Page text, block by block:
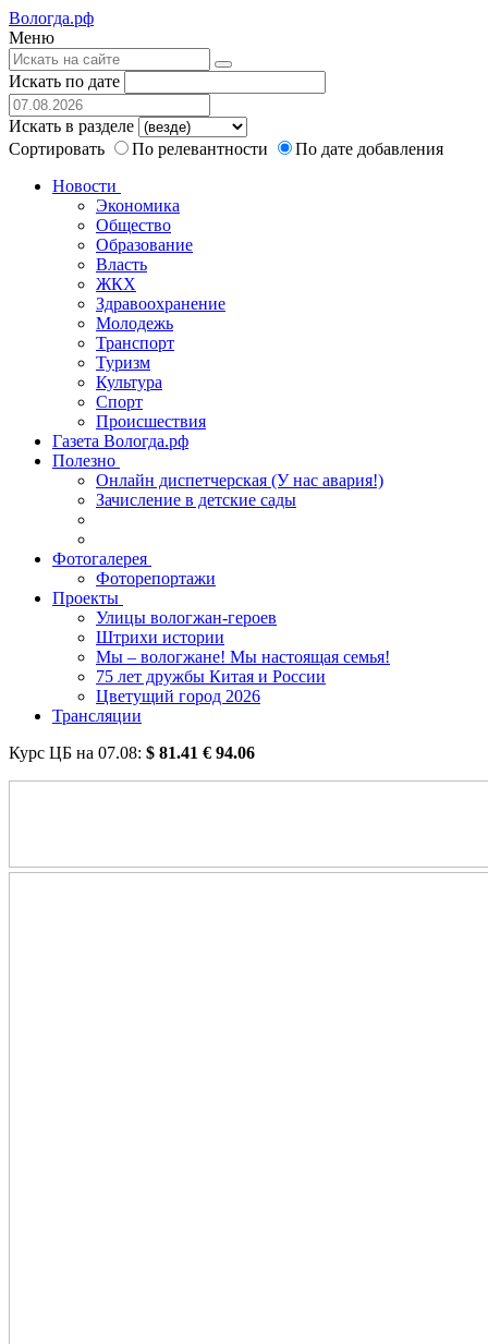
Вологда.рф
Меню
Искать по дате
Искать в разделе
Сортировать
По релевантности
По дате добавления
Новости
Экономика
Общество
Образование
Власть
ЖКХ
Здравоохранение
Молодежь
Транспорт
Туризм
Культура
Спорт
Происшествия
Газета Вологда.рф
Полезно
Онлайн диспетчерская (У нас авария!)
Зачисление в детские сады
Фотогалерея
Фоторепортажи
Проекты
Улицы вологжан-героев
Штрихи истории
Мы – вологжане! Мы настоящая семья!
75 лет дружбы Китая и России
Цветущий город 2026
Трансляции
Курс ЦБ на 07.08: $ 81.41 € 94.06